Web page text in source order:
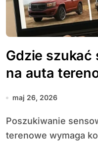
Gdzie
na auta
maj 26, 2026
Poszukiwanie sensownych ofert na auta
terenowe wymaga